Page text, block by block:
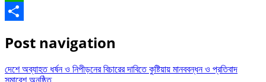
WhatsApp
Post navigation
দেশে অব্যাহত ধর্ষন ও নিপীড়নের বিচারের দাবিতে কুষ্টিয়ায় মানববন্ধন ও প্রতিবাদ
সমাবেশ অনুষ্ঠিত